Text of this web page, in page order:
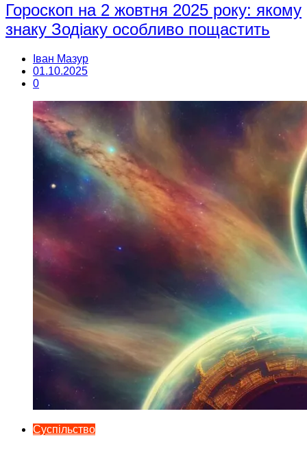
Гороскоп на 2 жовтня 2025 року: якому
знаку Зодіаку особливо пощастить
Іван Мазур
01.10.2025
0
Суспільство